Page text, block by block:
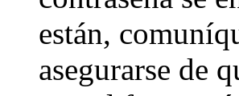
están,
asegurarse de